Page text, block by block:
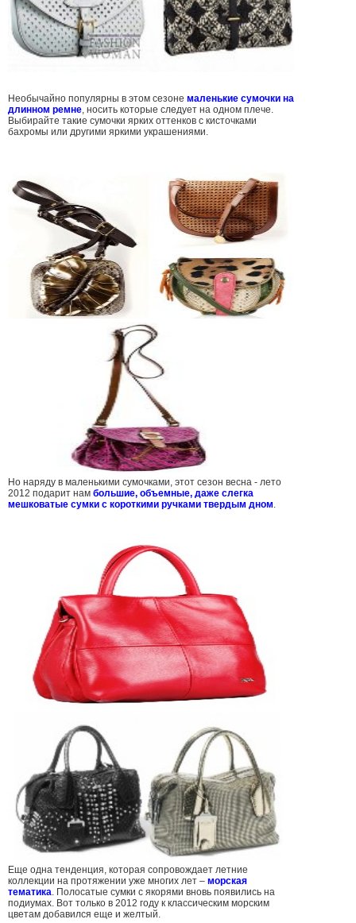
Необычайно популярны в этом сезоне маленькие сумочки на
длинном ремне, носить которые следует на одном плече.
Выбирайте такие сумочки ярких оттенков с кисточками
бахромы или другими яркими украшениями.
Но наряду в маленькими сумочками, этот сезон весна - лето
2012 подарит нам большие, объемные, даже слегка
мешковатые сумки с короткими ручками твердым дном.
Еще одна тенденция, которая сопровождает летние
коллекции на протяжении уже многих лет – морская
тематика. Полосатые сумки с якорями вновь появились на
подиумах. Вот только в 2012 году к классическим морским
цветам добавился еще и желтый.